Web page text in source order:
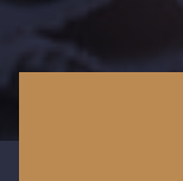
41 - Fuchsia